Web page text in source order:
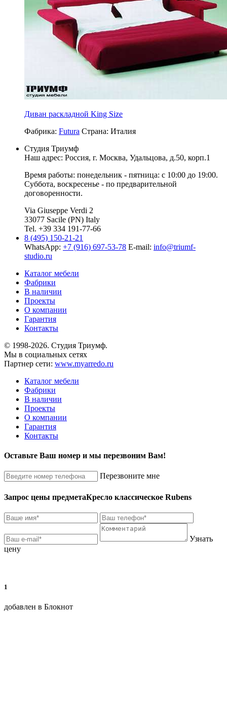
Диван раскладной King Size
Фабрика: Futura Страна: Италия
Студия Триумф
Наш адрес: Россия, г. Москва, Удальцова, д.50, корп.1
Время работы: понедельник - пятница: с 10:00 до 19:00.
Суббота, воскресенье - по предварительной
договоренности.
Via Giuseppe Verdi 2
33077 Sacile (PN) Italy
Tel. +39 334 191-77-66
8 (495) 150-21-21
WhatsApp: +7 (916) 697-53-78 E-mail: info@triumf-
studio.ru
Каталог мебели
Фабрики
В наличии
Проекты
О компании
Гарантия
Контакты
© 1998-2026. Студия Триумф.
Мы в социальных сетях
Партнер сети: www.myarredo.ru
Каталог мебели
Фабрики
В наличии
Проекты
О компании
Гарантия
Контакты
Оставьте Ваш номер и мы перезвоним Вам!
Перезвоните мне
Запрос цены предметаКресло классическое Rubens
Узнать
цену
1
добавлен в Блокнот